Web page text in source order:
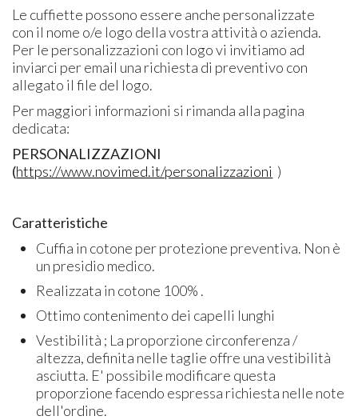
Le cuffiette possono essere anche personalizzate
con il nome o/e logo della vostra attività o azienda.
Per le personalizzazioni con logo vi invitiamo ad
inviarci per email una richiesta di preventivo con
allegato il file del logo.
Per maggiori informazioni si rimanda alla pagina
dedicata:
PERSONALIZZAZIONI
(https://www.novimed.it/personalizzazioni )
Caratteristiche
Cuffia in cotone per protezione preventiva. Non è
un presidio medico.
Realizzata in cotone 100% .
Ottimo contenimento dei capelli lunghi
Vestibilità ; La proporzione circonferenza /
altezza, definita nelle taglie offre una vestibilità
asciutta. E' possibile modificare questa
proporzione facendo espressa richiesta nelle note
dell'ordine.